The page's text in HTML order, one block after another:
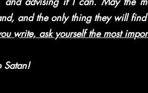
and the only thing they will
write, ask yourself the most